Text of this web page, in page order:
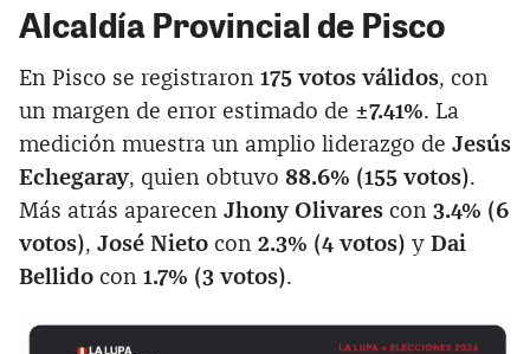
Alcaldía Provincial de Pisco
En Pisco se registraron 175 votos válidos, con
un margen de error estimado de ±7.41%. La
medición muestra un amplio liderazgo de Jesús
Echegaray, quien obtuvo 88.6% (155 votos).
Más atrás aparecen Jhony Olivares con 3.4% (6
votos), José Nieto con 2.3% (4 votos) y Dai
Bellido con 1.7% (3 votos).